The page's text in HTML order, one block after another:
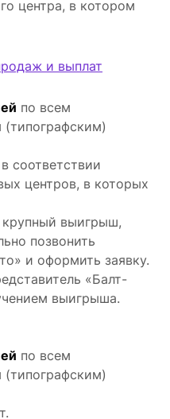
центра, в котором
и выплат
по всем
соответствии
центров, в которых
выигрыш,
позвонить
и оформить заявку.
«Балт-
выигрыша.
по всем